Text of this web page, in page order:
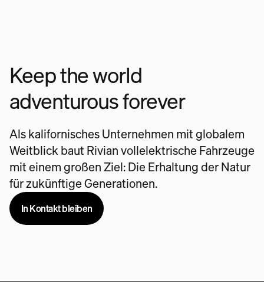
Keep the world
adventurous forever
Als kalifornisches Unternehmen mit globalem
Weitblick baut Rivian vollelektrische Fahrzeuge
mit einem großen Ziel: Die Erhaltung der Natur
für zukünftige Generationen.
In Kontakt bleiben